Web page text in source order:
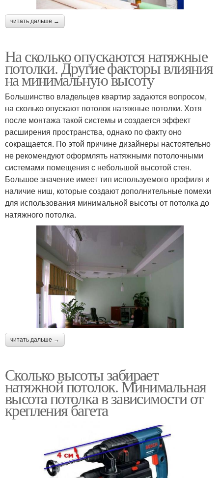
читать дальше →
На сколько опускаются натяжные
потолки. Другие факторы влияния
на минимальную высоту
Большинство владельцев квартир задаются вопросом,
на сколько опускают потолок натяжные потолки. Хотя
после монтажа такой системы и создается эффект
расширения пространства, однако по факту оно
сокращается. По этой причине дизайнеры настоятельно
не рекомендуют оформлять натяжными потолочными
системами помещения с небольшой высотой стен.
Большое значение имеет тип используемого профиля и
наличие ниш, которые создают дополнительные помехи
для использования минимальной высоты от потолка до
натяжного потолка.
читать дальше →
Сколько высоты забирает
натяжной потолок. Минимальная
высота потолка в зависимости от
крепления багета